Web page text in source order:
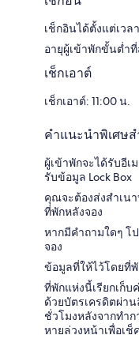
ครัว, ตู้เย็น และเครื่องล้
เช็กอินได้ตั้งแต่เวล
อายุผู้เข้าพักขั้นต่ำ
เช็กเอาต์
เช็กเอาต์: 11:00 น.
คำแนะนำพิเศษ
ผู้เข้าพักจะได้รับอี
รับข้อมูล Lock Box
คุณจะต้องส่งสำเน
ที่พักหลังจอง
หากมีคำถามใดๆ โ
จอง
ข้อมูลที่ให้ไว้โดยที่
ที่พักแห่งนี้เรียกเก็บ
ด้วยบัตรเครดิตผ่า
ชั่วโมงหลังจากทำก
หายล่วงหน้าเพื่อเช็